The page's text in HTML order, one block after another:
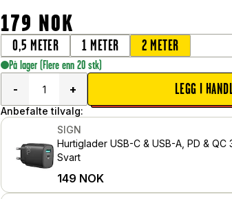
179 NOK
0,5 METER 1 METER 2 METER
På lager (Flere enn 20 stk)
-
+ LEGG I
Anbefalte tilvalg:
SIGN
Hurtiglader USB-C & USB-A, PD & QC
Svart
149 NOK